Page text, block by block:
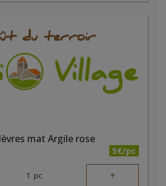
mat Argile rose
5€/pc
1 pc +